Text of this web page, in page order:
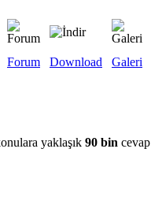
Forum Download Galeri
yaklaşık 90 bin